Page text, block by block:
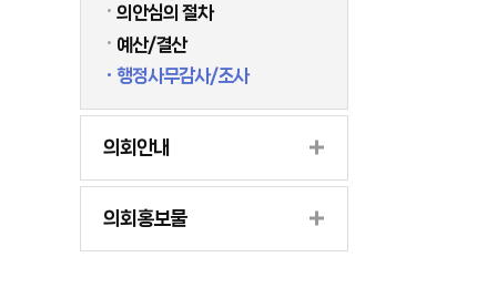
의안심의 절차
예산/결산
행정사무감사/조사
의회안내
의회홍보물